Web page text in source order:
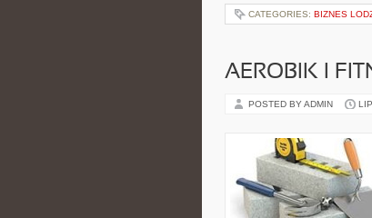
CATEGORIES: BIZNES
AEROBIK I
POSTED BY ADMIN